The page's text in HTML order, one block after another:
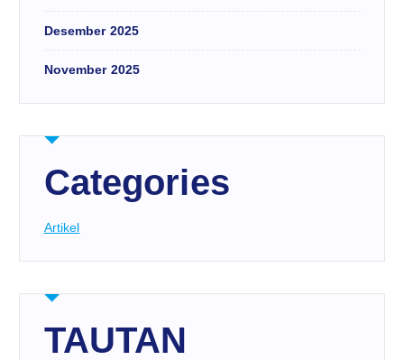
Desember 2025
November 2025
Categories
Artikel
TAUTAN